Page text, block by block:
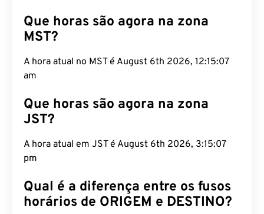
Que horas são agora na zona
MST?
A hora atual no MST é August 6th 2026, 12:15:07
am
Que horas são agora na zona
JST?
A hora atual em JST é August 6th 2026, 3:15:07
pm
Qual é a diferença entre os fusos
horários de ORIGEM e DESTINO?